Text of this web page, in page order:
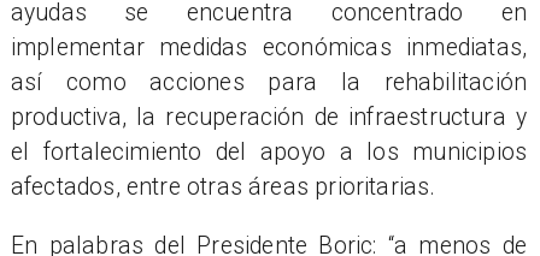
ayudas se encuentra concentrado en
implementar medidas económicas inmediatas,
así como acciones para la rehabilitación
productiva, la recuperación de infraestructura y
el fortalecimiento del apoyo a los municipios
afectados, entre otras áreas prioritarias.
En palabras del Presidente Boric: “a menos de